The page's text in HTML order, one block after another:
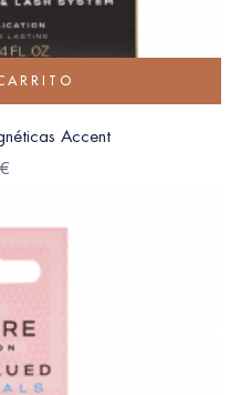
Accent
€